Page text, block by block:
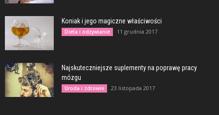
Koniak i jego magiczne właściwości
Dieta i odżywianie 11 grudnia 2017
Najskuteczniejsze suplementy na poprawę pracy
mózgu
Uroda i zdrowie 23 listopada 2017